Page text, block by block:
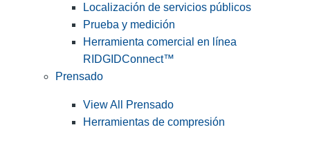
Localización de servicios públicos
Prueba y medición
Herramienta comercial en línea
RIDGIDConnect™
Prensado
View All Prensado
Herramientas de compresión